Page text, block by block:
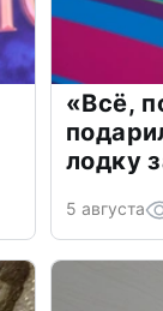
«Всё,
лодку
5 августа